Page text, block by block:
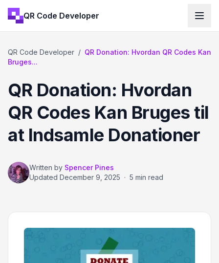
QR Code Developer
QR Code Developer / QR Donation: Hvordan QR Codes Kan
Bruges...
QR Donation: Hvordan
QR Codes Kan Bruges til
at Indsamle Donationer
Written by Spencer Pines
Updated December 9, 2025 · 5 min read